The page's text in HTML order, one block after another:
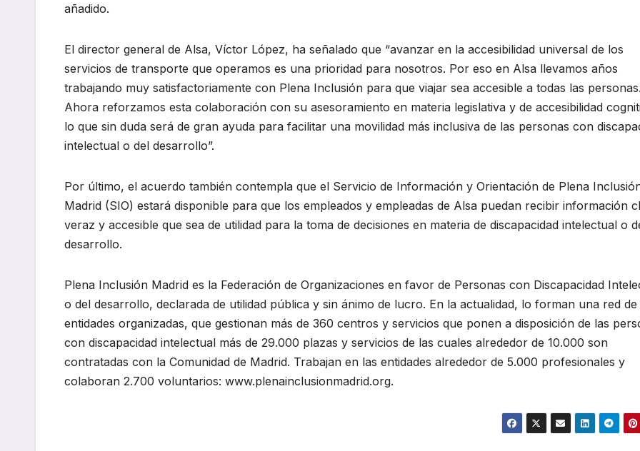
añadido.
El director general de Alsa, Víctor López, ha señalado que “avanzar en la accesibilidad universal de los
servicios de transporte que operamos es una prioridad para nosotros. Por eso en Alsa llevamos años
trabajando muy satisfactoriamente con Plena Inclusión para que viajar sea accesible a todas las personas.
Ahora reforzamos esta colaboración con su asesoramiento en materia legislativa y de accesibilidad
lo que sin duda será de gran ayuda para facilitar una movilidad más inclusiva de las personas con
intelectual o del desarrollo”.
Por último, el acuerdo también contempla que el Servicio de Información y Orientación de Plena
Madrid (SIO) estará disponible para que los empleados y empleadas de Alsa puedan recibir información
veraz y accesible que sea de utilidad para la toma de decisiones en materia de discapacidad intelectual o
desarrollo.
Plena Inclusión Madrid es la Federación de Organizaciones en favor de Personas con Discapacidad
o del desarrollo, declarada de utilidad pública y sin ánimo de lucro. En la actualidad, lo forman una red de
entidades organizadas, que gestionan más de 360 centros y servicios que ponen a disposición de las
con discapacidad intelectual más de 29.000 plazas y servicios de las cuales alrededor de 10.000 son
contratadas con la Comunidad de Madrid. Trabajan en las entidades alrededor de 5.000 profesionales y
colaboran 2.700 voluntarios: www.plenainclusionmadrid.org.